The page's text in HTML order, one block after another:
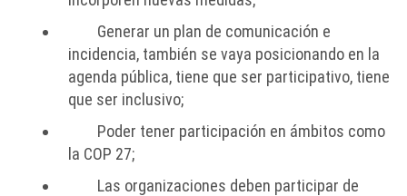
Generar un plan de comunicación e
incidencia, también se vaya posicionando en la
agenda pública, tiene que ser participativo, tiene
que ser inclusivo;
Poder tener participación en ámbitos como
la COP 27;
Las organizaciones deben participar de